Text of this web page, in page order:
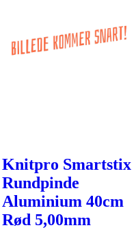
Knitpro Smartstix
Rundpinde
Aluminium 40cm
Rød 5,00mm